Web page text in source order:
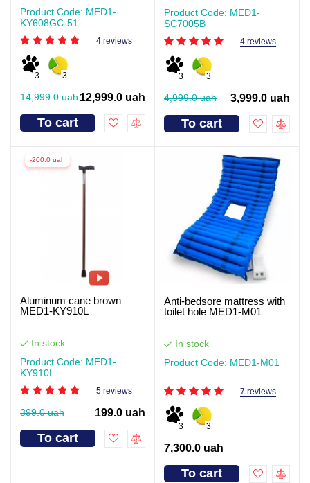
Product Code: MED1-
KY608GC-51
4 reviews
3 3
14,999.0 uah12,999.0 uah
To cart
Product Code: MED1-
SC7005B
4 reviews
3 3
4,999.0 uah 3,999.0 uah
To cart
-200.0 uah
Aluminum cane brown
MED1-KY910L
In stock
Product Code: MED1-
KY910L
5 reviews
399.0 uah 199.0 uah
To cart
Anti-bedsore mattress with
toilet hole MED1-M01
In stock
Product Code: MED1-M01
7 reviews
3 3
7,300.0 uah
To cart